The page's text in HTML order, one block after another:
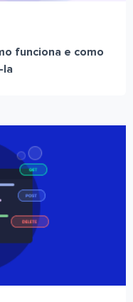
funciona e como
la